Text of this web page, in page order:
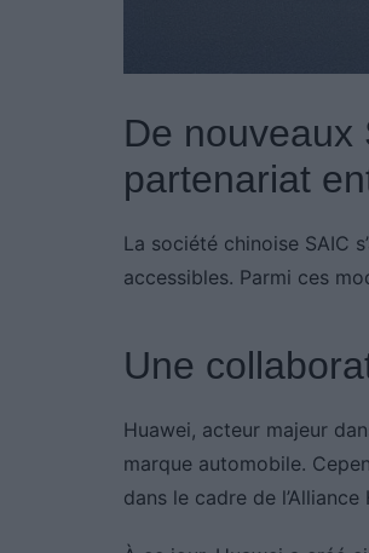
De nouveaux
partenariat
La société chinoise SAIC
accessibles. Parmi ces
Une
Huawei, acteur majeur
marque automobile.
dans le cadre de